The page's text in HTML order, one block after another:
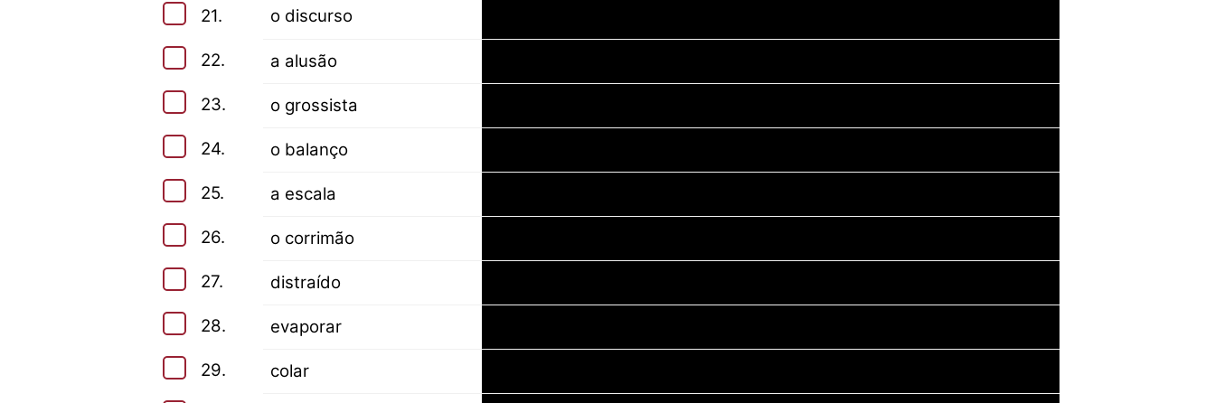
21. o discurso
22. a alusão
23. o grossista
24. o balanço
25. a escala
26. o corrimão
27. distraído
28. evaporar
29. colar